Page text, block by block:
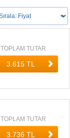
TOPLAM TUTAR
TOPLAM TUTAR